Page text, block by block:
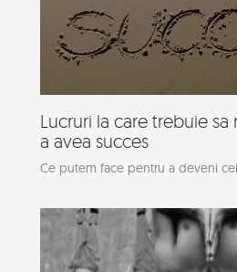
Lucruri la care trebuie
a avea succes
Ce putem face pentru a deveni